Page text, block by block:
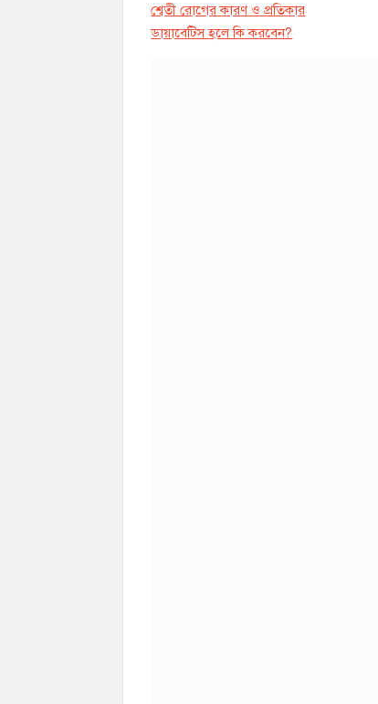
শ্বেতী রোগের কারণ ও প্রতিকার
ডায়াবেট্সি হলে কি করবেন?